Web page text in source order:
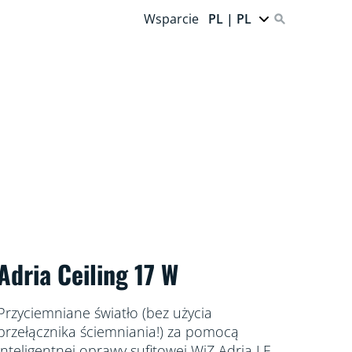
Wsparcie PL | PL
Ceiling 17 W
światło (bez użycia
ściemniania!) za pomocą